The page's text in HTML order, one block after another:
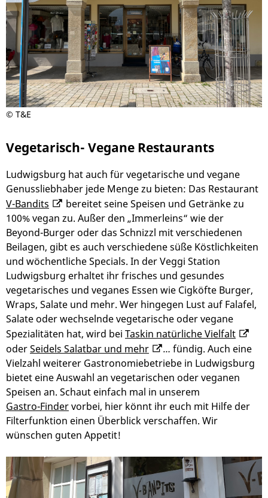
© T&E
Vegetarisch- Vegane Restaurants
Ludwigsburg hat auch für vegetarische und vegane
Genussliebhaber jede Menge zu bieten: Das Restaurant
V-Bandits
bereitet seine Speisen und Getränke zu
100% vegan zu. Außer den „Immerleins“ wie der
Beyond-Burger oder das Schnizzl mit verschiedenen
Beilagen, gibt es auch verschiedene süße Köstlichkeiten
und wöchentliche Specials. In der Veggi Station
Ludwigsburg erhaltet ihr frisches und gesundes
vegetarisches und veganes Essen wie Cigköfte Burger,
Wraps, Salate und mehr. Wer hingegen Lust auf Falafel,
Salate oder wechselnde vegetarische oder vegane
Spezialitäten hat, wird bei Taskin natürliche Vielfalt
oderSeidels Salatbar und mehr … fündig. Auch eine
Vielzahl weiterer Gastronomiebetriebe in Ludwigsburg
bietet eine Auswahl an vegetarischen oder veganen
Speisen an. Schaut einfach mal in unserem
Gastro-Findervorbei, hier könnt ihr euch mit Hilfe der
Filterfunktion einen Überblick verschaffen. Wir
wünschen guten Appetit!